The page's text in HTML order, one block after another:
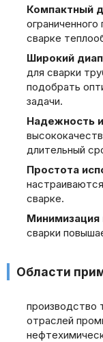
Компактный
сварке
Широкий
для сварки
подобрать
задачи.
Надежность
длительный
Простота
сварке.
Минимизация
сварки
Области
производство
отраслей